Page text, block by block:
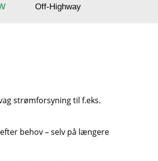
Off-Highway
strømforsyning til f.eks.
behov – selv på længere